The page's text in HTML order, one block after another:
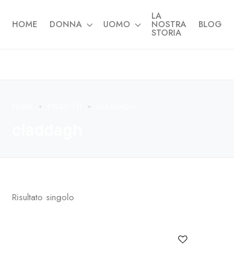
HOME DONNA UOMO
LA
NOSTRA
STORIA
BLOG
Risultato singolo